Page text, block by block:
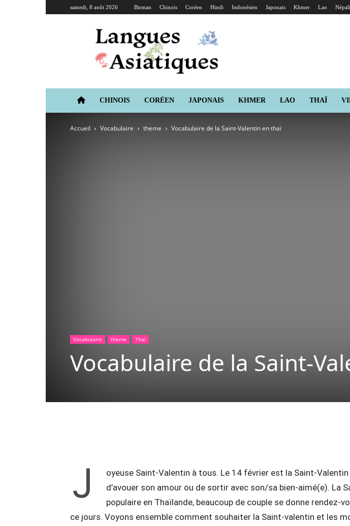
samedi, 8 août 2026 Birman Chinois Coréen Hindi Indonésien Japonais Khmer Lao Népali
Langues
Asiatiques
CHINOIS CORÉEN JAPONAIS KHMER LAO THAÏ
Accueil Vocabulaire theme Vocabulaire de la Saint-Valentin en thaï
Vocabulaire theme Thaï
Vocabulaire de la Saint-
J
oyeuse Saint-Valentin à tous. Le 14 février est la Saint-Valentin
d’avouer son amour ou de sortir avec son/sa bien-aimé(e). La
populaire en Thaïlande, beaucoup de couple se donne rendez-
ce jours. Voyons ensemble comment souhaiter la Saint-valentin et les